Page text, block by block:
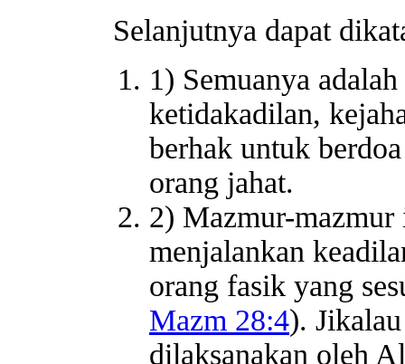
Selanjutnya dapat
1) Semuanya
ketidakadilan,
berhak untuk
orang jahat.
2) Mazmur-
menjalankan
orang fasik yang
Mazm 28:4).
dilaksanakan oleh